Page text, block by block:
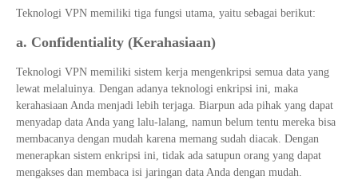
Teknologi VPN memiliki tiga fungsi utama, yaitu sebagai berikut:
a. Confidentiality (Kerahasiaan)
Teknologi VPN memiliki sistem kerja mengenkripsi semua data yang
lewat melaluinya. Dengan adanya teknologi enkripsi ini, maka
kerahasiaan Anda menjadi lebih terjaga. Biarpun ada pihak yang dapat
menyadap data Anda yang lalu-lalang, namun belum tentu mereka bisa
membacanya dengan mudah karena memang sudah diacak. Dengan
menerapkan sistem enkripsi ini, tidak ada satupun orang yang dapat
mengakses dan membaca isi jaringan data Anda dengan mudah.